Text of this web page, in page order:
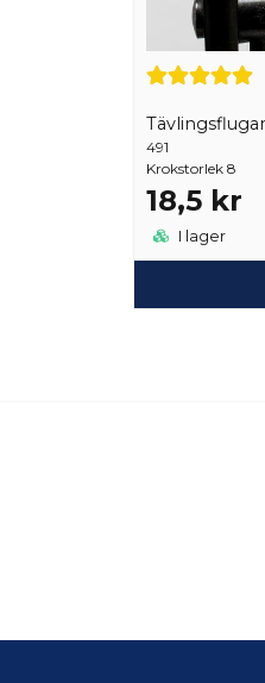
491
Krokstorlek 8
18,5 kr
I lager